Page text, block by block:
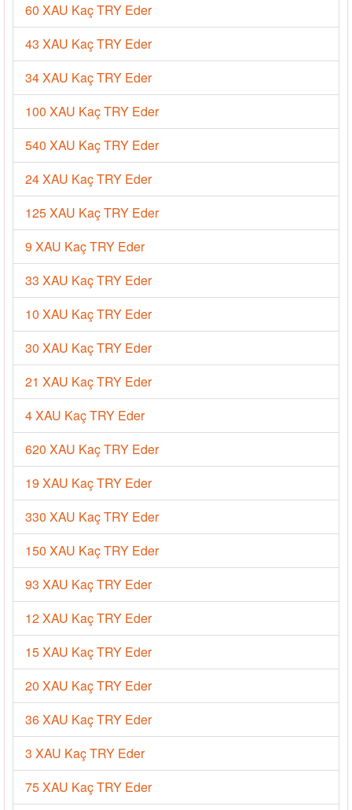
60 XAU Kaç TRY Eder
43 XAU Kaç TRY Eder
34 XAU Kaç TRY Eder
100 XAU Kaç TRY Eder
540 XAU Kaç TRY Eder
24 XAU Kaç TRY Eder
125 XAU Kaç TRY Eder
9 XAU Kaç TRY Eder
33 XAU Kaç TRY Eder
10 XAU Kaç TRY Eder
30 XAU Kaç TRY Eder
21 XAU Kaç TRY Eder
4 XAU Kaç TRY Eder
620 XAU Kaç TRY Eder
19 XAU Kaç TRY Eder
330 XAU Kaç TRY Eder
150 XAU Kaç TRY Eder
93 XAU Kaç TRY Eder
12 XAU Kaç TRY Eder
15 XAU Kaç TRY Eder
20 XAU Kaç TRY Eder
36 XAU Kaç TRY Eder
3 XAU Kaç TRY Eder
75 XAU Kaç TRY Eder